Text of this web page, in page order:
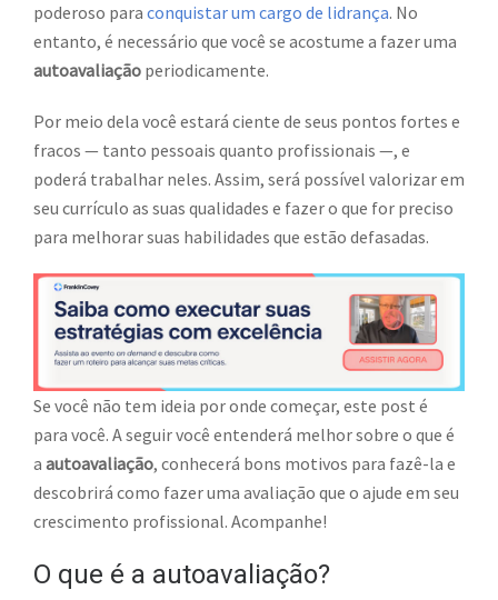
poderoso para conquistar um cargo de lidrança. No
entanto, é necessário que você se acostume a fazer uma
autoavaliação periodicamente.
Por meio dela você estará ciente de seus pontos fortes e
fracos — tanto pessoais quanto profissionais —, e
poderá trabalhar neles. Assim, será possível valorizar em
seu currículo as suas qualidades e fazer o que for preciso
para melhorar suas habilidades que estão defasadas.
Se você não tem ideia por onde começar, este post é
para você. A seguir você entenderá melhor sobre o que é
a autoavaliação, conhecerá bons motivos para fazê-la e
descobrirá como fazer uma avaliação que o ajude em seu
crescimento profissional. Acompanhe!
O que é a autoavaliação?